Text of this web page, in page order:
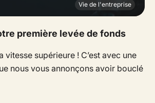
Vie de l'entreprise
première levée de fonds
vitesse supérieure ! C’est avec une
nous vous annonçons avoir bouclé